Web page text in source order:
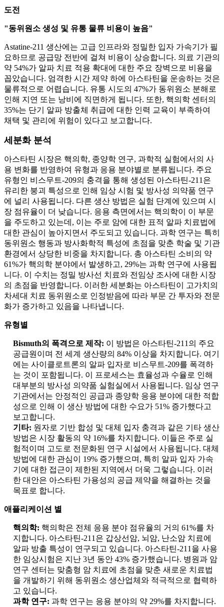
도전
"동위원소 생성 및 유통 물류 비용이 높음"
Astatine-211 생산에는 고급 인프라와 정밀한 입자 가속기가 필
요하므로 공급망 전반에 걸쳐 비용이 상승합니다. 의료 기관의
약 54%가 알파 치료 적용 확대에 대한 주요 장벽으로 비용을
꼽았습니다. 엄격한 시간 제약 하에 아스타틴을 운송하는 것은
물류적으로 어렵습니다. 유통 시도의 47%가 동위원소 분해로
인해 지연 또는 낭비에 직면하게 됩니다. 또한, 핵의학 센터의
35%는 단기 알파 방출체 취급에 대한 인력 교육이 부족하여
채택 및 관리에 위험이 있다고 보고합니다.
세분화 분석
아스타틴 시장은 핵의학, 종양학 연구, 과학적 실험에서의 사
용 변화를 반영하여 유형과 응용 분야별로 분류됩니다. 주요
유형인 비스무트-209의 충격을 통해 생성된 아스타틴-211은
유리한 붕괴 특성으로 인해 임상 시험 및 방사성 의약품 연구
에 널리 사용됩니다. 다른 생산 방법은 실험 단계에 있으며 시
장 점유율이 더 낮습니다. 응용 측면에서는 핵의학이 이 부문
을 주도하고 있는데, 이는 주로 암에 대한 표적 알파 치료법에
대한 관심이 높아지면서 주도되고 있습니다. 과학 연구는 특히
동위원소 행동과 방사화학적 특성에 초점을 맞춘 학술 및 기관
환경에서 상당한 비중을 차지합니다. 총 아스타틴 소비의 약
61%가 핵의학 분야에서 발생하고, 29%는 과학 연구에 사용됩
니다. 이 수치는 정밀 방사선 치료와 전임상 조사에 대한 시장
의 초점을 반영합니다. 이러한 세분화는 아스타틴이 고가치의
차세대 치료 동위원소로 인정받음에 따라 부문 간 투자와 전문
화가 증가하고 있음을 나타냅니다.
유형별
Bismuth의 폭격으로 제작: 이 방법은 아스타틴-211의 주요
공급원이며 전 세계 생산량의 84% 이상을 차지합니다. 여기
에는 사이클로트론의 알파 입자로 비스무트-209를 폭격하
는 것이 포함됩니다. 이 프로세스는 효율성과 수율로 인해
대부분의 방사성 의약품 실험실에서 사용됩니다. 임상 연구
기관에서는 안정적인 공급과 종양학 응용 분야에 대한 적합
성으로 인해 이 생산 방법에 대한 수요가 51% 증가했다고
보고합니다.
기타: 원자로 기반 합성 및 대체 입자 충격과 같은 기타 생산
방법은 시장 활동의 약 16%를 차지합니다. 이들은 주로 실
험적이며 고도로 전문화된 연구 시설에서 사용됩니다. 대체
방법에 대한 관심이 19% 증가했으며, 특히 알파 입자 가속
기에 대한 접근이 제한된 지역에서 더욱 그렇습니다. 이러
한 대안은 아스타틴 가용성의 공급 제약을 해결하는 것을
목표로 합니다.
애플리케이션 별
핵의학: 핵의학은 전체 응용 분야 점유율의 거의 61%를 차
지합니다. 아스타틴-211은 갑상선암, 뇌암, 난소암 치료에
알파 방출 특성이 연구되고 있습니다. 아스타틴-211을 사용
한 임상시험은 지난 3년 동안 43% 증가했습니다. 병원과 암
연구 센터는 맞춤형 암 치료에 초점을 맞춘 새로운 치료법
을 개발하기 위해 동위원소 생산업체와 적극적으로 협력하
고 있습니다.
과학 연구: 과학 연구는 응용 분야의 약 29%를 차지합니다.